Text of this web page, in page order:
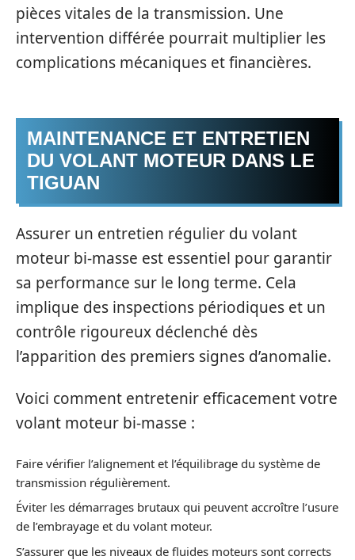
pièces vitales de la transmission. Une
intervention différée pourrait multiplier les
complications mécaniques et financières.
MAINTENANCE ET ENTRETIEN
DU VOLANT MOTEUR DANS LE
TIGUAN
Assurer un entretien régulier du volant
moteur bi-masse est essentiel pour garantir
sa performance sur le long terme. Cela
implique des inspections périodiques et un
contrôle rigoureux déclenché dès
l’apparition des premiers signes d’anomalie.
Voici comment entretenir efficacement votre
volant moteur bi-masse :
Faire vérifier l’alignement et l’équilibrage du système de
transmission régulièrement.
Éviter les démarrages brutaux qui peuvent accroître l’usure
de l’embrayage et du volant moteur.
S’assurer que les niveaux de fluides moteurs sont corrects